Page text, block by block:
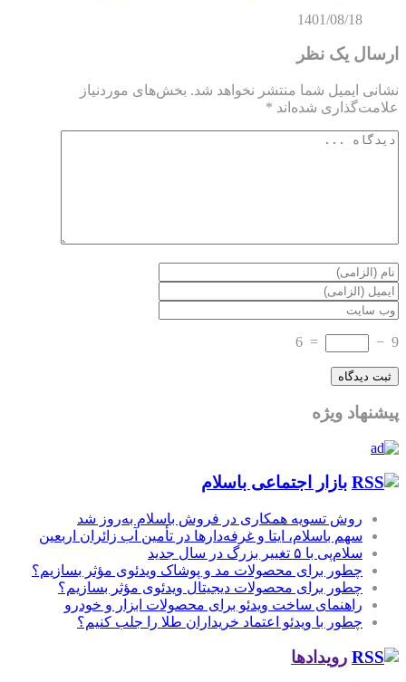
1401/08/18
ارسال یک نظر
نشانی ایمیل شما منتشر نخواهد شد. بخش‌های موردنیاز
علامت‌گذاری شده‌اند *
9
−
=
6
پیشنهاد ویژه
بازار اجتماعی باسلام
روش تسویه همکاری در فروش باسلام به‌روز شد
سهم باسلام، ایتا و غرفه‌دارها در تأمین آب زائران اربعین
سلام‌پی با ۵ تغییر بزرگ در سال جدید
چطور برای محصولات مد و پوشاک ویدئوی مؤثر بسازیم؟
چطور برای محصولات دیجیتال ویدئوی مؤثر بسازیم؟
راهنمای ساخت ویدئو برای محصولات ابزار و خودرو
چطور با ویدئو اعتماد خریداران طلا را جلب کنیم؟
رویدادها